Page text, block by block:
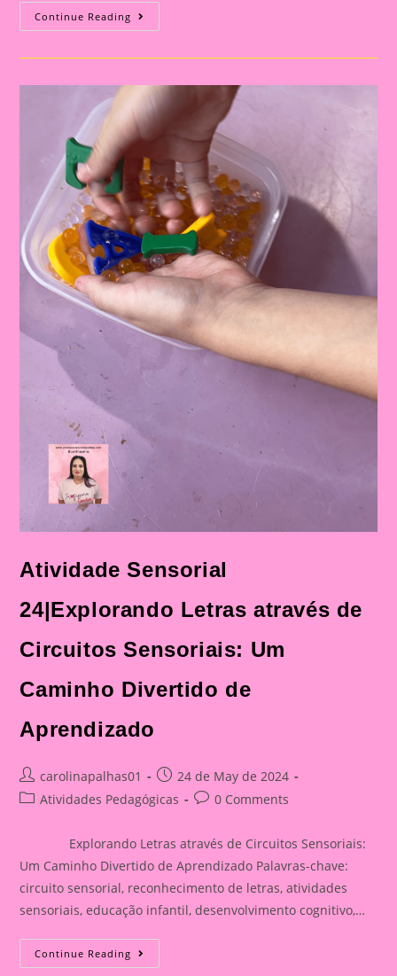
Continue Reading Atividade
Sensorial
Sensorial
Nomes:
Aprendizado
Através
Do
Toque
Da
Visualização
Atividade Sensorial
24|Explorando Letras através de
Circuitos Sensoriais: Um
Caminho Divertido de
Aprendizado
Post
author:
carolinapalhas01
Post
published:
24 de May de 2024
PostAtividades Pedagógicas
Post0 Comments
Explorando Letras através de Circuitos Sensoriais:
Um Caminho Divertido de Aprendizado Palavras-chave:
circuito sensorial, reconhecimento de letras, atividades
sensoriais, educação infantil, desenvolvimento cognitivo,…
Continue Reading Atividade
Sensorial